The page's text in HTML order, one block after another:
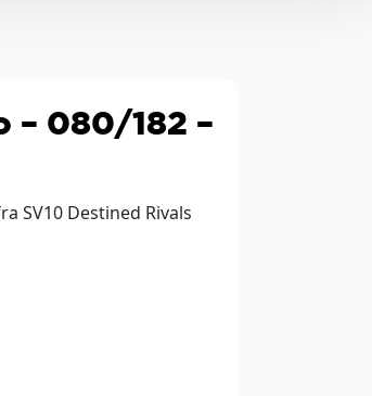
– 080/182 –
SV10 Destined Rivals